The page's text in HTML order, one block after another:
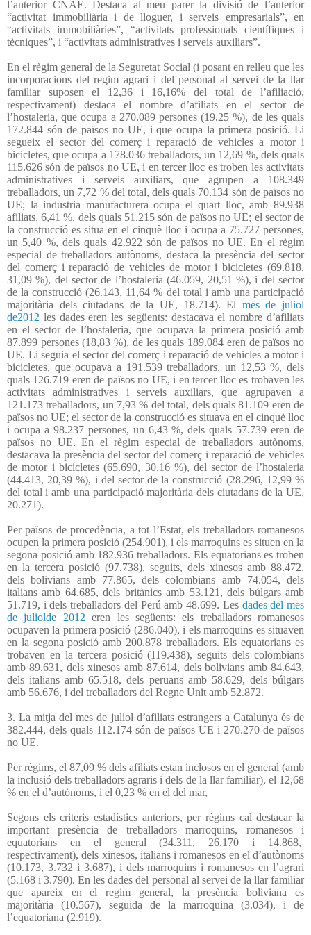
l’anterior CNAE. Destaca al meu parer la divisió de l’anterior
“activitat immobiliària i de lloguer, i serveis empresarials”, en
“activitats immobiliàries”, “activitats professionals científiques i
tècniques”, i “activitats administratives i serveis auxiliars”.
En el règim general de la Seguretat Social (i posant en relleu que les
incorporacions del regim agrari i del personal al servei de la llar
familiar suposen el 12,36 i 16,16% del total de l’afiliació,
respectivament) destaca el nombre d’afiliats en el sector de
l’hostaleria, que ocupa a 270.089 persones (19,25 %), de les quals
172.844 són de països no UE, i que ocupa la primera posició. Li
segueix el sector del comerç i reparació de vehicles a motor i
bicicletes, que ocupa a 178.036 treballadors, un 12,69 %, dels quals
115.626 són de països no UE, i en tercer lloc es troben les activitats
administratives i serveis auxiliars, que agrupen a 108.349
treballadors, un 7,72 % del total, dels quals 70.134 són de països no
UE; la industria manufacturera ocupa el quart lloc, amb 89.938
afiliats, 6,41 %, dels quals 51.215 són de països no UE; el sector de
la construcció es situa en el cinquè lloc i ocupa a 75.727 persones,
un 5,40 %, dels quals 42.922 són de països no UE. En el règim
especial de treballadors autònoms, destaca la presència del sector
del comerç i reparació de vehicles de motor i bicicletes (69.818,
31,09 %), del sector de l’hostaleria (46.059, 20,51 %), i del sector
de la construcció (26.143, 11,64 % del total i amb una participació
majoritària dels ciutadans de la UE, 18.714). El mes de juliol
de2012 les dades eren les següents: destacava el nombre d’afiliats
en el sector de l’hostaleria, que ocupava la primera posició amb
87.899 persones (18,83 %), de les quals 189.084 eren de països no
UE. Li seguia el sector del comerç i reparació de vehicles a motor i
bicicletes, que ocupava a 191.539 treballadors, un 12,53 %, dels
quals 126.719 eren de països no UE, i en tercer lloc es trobaven les
activitats administratives i serveis auxiliars, que agrupaven a
121.173 treballadors, un 7,93 % del total, dels quals 81.109 eren de
països no UE; el sector de la construcció es situava en el cinquè lloc
i ocupa a 98.237 persones, un 6,43 %, dels quals 57.739 eren de
països no UE. En el règim especial de treballadors autònoms,
destacava la presència del sector del comerç i reparació de vehicles
de motor i bicicletes (65.690, 30,16 %), del sector de l’hostaleria
(44.413, 20,39 %), i del sector de la construcció (28.296, 12,99 %
del total i amb una participació majoritària dels ciutadans de la UE,
20.271).
Per països de procedència, a tot l’Estat, els treballadors romanesos
ocupen la primera posició (254.901), i els marroquins es situen en la
segona posició amb 182.936 treballadors. Els equatorians es troben
en la tercera posició (97.738), seguits, dels xinesos amb 88.472,
dels bolivians amb 77.865, dels colombians amb 74.054, dels
italians amb 64.685, dels britànics amb 53.121, dels búlgars amb
51.719, i dels treballadors del Perú amb 48.699. Les dades del mes
de juliolde 2012 eren les següents: els treballadors romanesos
ocupaven la primera posició (286.040), i els marroquins es situaven
en la segona posició amb 200.878 treballadors. Els equatorians es
trobaven en la tercera posició (119.438), seguits dels colombians
amb 89.631, dels xinesos amb 87.614, dels bolivians amb 84.643,
dels italians amb 65.518, dels peruans amb 58.629, dels búlgars
amb 56.676, i del treballadors del Regne Unit amb 52.872.
3. La mitja del mes de juliol d’afiliats estrangers a Catalunya és de
382.444, dels quals 112.174 són de països UE i 270.270 de països
no UE.
Per règims, el 87,09 % dels afiliats estan inclosos en el general (amb
la inclusió dels treballadors agraris i dels de la llar familiar), el 12,68
% en el d’autònoms, i el 0,23 % en el del mar,
Segons els criteris estadístics anteriors, per règims cal destacar la
important presència de treballadors marroquins, romanesos i
equatorians en el general (34.311, 26.170 i 14.868,
respectivament), dels xinesos, italians i romanesos en el d’autònoms
(10.173, 3.732 i 3.687), i dels marroquins i romanesos en l’agrari
(5.168 i 3.790). En les dades del personal al servei de la llar familiar
que apareix en el regim general, la presència boliviana es
majoritària (10.567), seguida de la marroquina (3.034), i de
l’equatoriana (2.919).